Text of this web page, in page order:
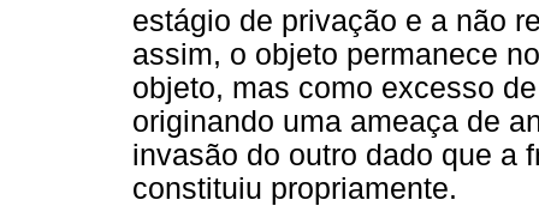
estágio de privação e a não
assim, o objeto permanece
objeto, mas como excesso
originando uma ameaça de
invasão do outro dado que a
constituiu propriamente.